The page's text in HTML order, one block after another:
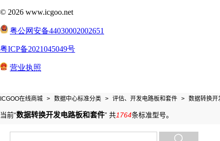
ICGOO在线商城 > 数据中心标准分类 > 评估、开发电路板和套件 > 数据转换开
当前“数据转换开发电路板和套件” 共1764条标准型号。